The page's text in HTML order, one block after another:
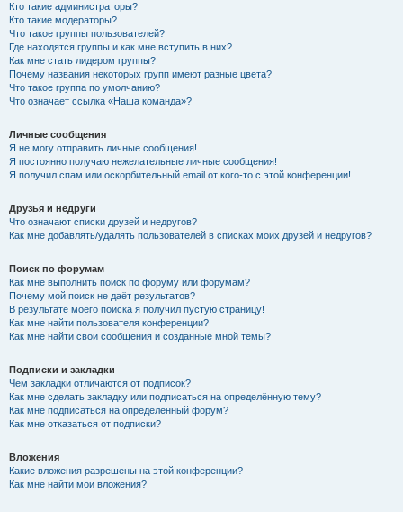
Кто такие администраторы?
Кто такие модераторы?
Что такое группы пользователей?
Где находятся группы и как мне вступить в них?
Как мне стать лидером группы?
Почему названия некоторых групп имеют разные цвета?
Что такое группа по умолчанию?
Что означает ссылка «Наша команда»?
Личные сообщения
Я не могу отправить личные сообщения!
Я постоянно получаю нежелательные личные сообщения!
Я получил спам или оскорбительный email от кого-то с этой конференции!
Друзья и недруги
Что означают списки друзей и недругов?
Как мне добавлять/удалять пользователей в списках моих друзей и недругов?
Поиск по форумам
Как мне выполнить поиск по форуму или форумам?
Почему мой поиск не даёт результатов?
В результате моего поиска я получил пустую страницу!
Как мне найти пользователя конференции?
Как мне найти свои сообщения и созданные мной темы?
Подписки и закладки
Чем закладки отличаются от подписок?
Как мне сделать закладку или подписаться на определённую тему?
Как мне подписаться на определённый форум?
Как мне отказаться от подписки?
Вложения
Какие вложения разрешены на этой конференции?
Как мне найти мои вложения?